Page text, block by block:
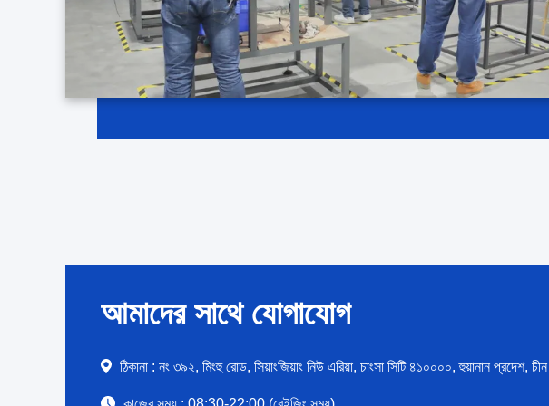
আমাদের সাথে যোগাযোগ
ঠিকানা : নং ৩৯২, মিংহু রোড, সিয়াংজিয়াং নিউ এরিয়া, চাংসা সিটি ৪১০০০০, হুয়ানান প্রদেশ, চীন